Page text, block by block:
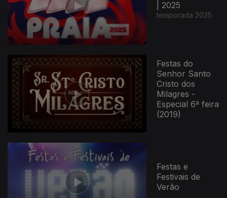
| 2025
temporada 2025
Festas do
Senhor Santo
Cristo dos
Milagres -
Especial 6ª feira
(2019)
Festas e
Festivais de
Verão